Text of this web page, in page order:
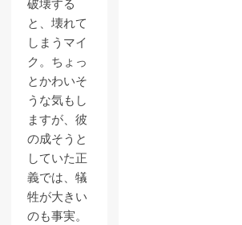
破壊する
と、壊れて
しまうマイ
ク。ちょっ
とかわいそ
うな気もし
ますが、彼
の成そうと
していた正
義では、犠
牲が大きい
のも事実。